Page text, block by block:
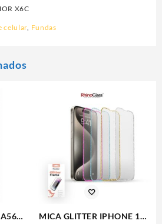
X6C
celular, Fundas
MICA GLITTER IPHONE 17